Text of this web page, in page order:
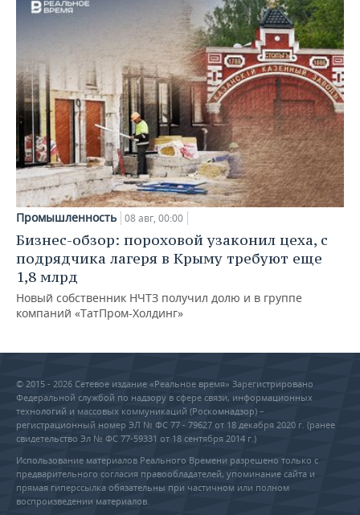
Промышленность 08 авг, 00:00
Бизнес-обзор: пороховой узаконил цеха, с
подрядчика лагеря в Крыму требуют еще
1,8 млрд
Новый собственник НЧТЗ получил долю и в группе
компаний «ТатПром-Холдинг»
© 2015 - 2026 Сетевое издание «Реальное время» Зарегистрировано
Федеральной службой по надзору в сфере связи, информационных
технологий и массовых коммуникаций (Роскомнадзор) –
регистрационный номер ЭЛ № ФС 77 - 79627 от 18 декабря 2020 г. (ранее
свидетельство Эл № ФС 77-59331 от 18 сентября 2014 г.)
Использование материалов Реального Времени разрешено только с
предварительного согласия правообладателей, упоминание сайта и
прямая гиперссылка обязательны при частичном или полном
воспроизведении материалов.